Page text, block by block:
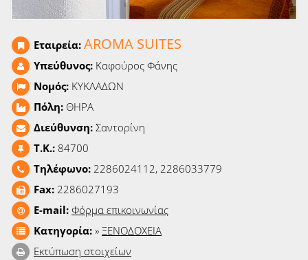
Ειδήσεις
Παιχνίδια
Ραδιόφωνο
Ταινίες
Εταιρεία: AROMA SUITES
Υπεύθυνος: Καφούρος Φάνης
Νομός: ΚΥΚΛΑΔΩΝ
Πόλη: ΘΗΡΑ
Διεύθυνση: Σαντορίνη
T.K.: 84700
Τηλέφωνο: 2286024112, 2286033779
Fax: 2286027193
E-mail: Φόρμα επικοινωνίας
Κατηγορία: » ΞΕΝΟΔΟΧΕΙΑ
Εκτύπωση στοιχείων